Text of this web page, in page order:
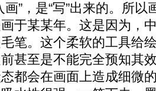
画”，是“写”出来的。所
于某某年。这是因为，
笔。这个柔软的工具给
甚至是不能完全预知其
都会在画面上造成细微